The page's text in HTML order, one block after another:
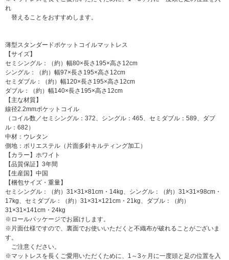
れ
替えることをおすすめします。
薄型スタンダードポケットコイルマットレス
【サイズ】
セミシングル：（約）幅80×長さ195×高さ12cm
シングル：（約）幅97×長さ195×高さ12cm
セミダブル：（約）幅120×長さ195×高さ12cm
ダブル：（約）幅140×長さ195×高さ12cm
【主な材質】
線径2.2mmポケットコイル
（コイル数／セミシングル：372、シングル：465、セミダブル：589、ダブ
ル：682）
中材：ウレタン
側地：ポリエステル（片面多針キルティング加工）
【カラー】ホワイト
【品質保証】3年間
【生産国】中国
【梱包サイズ・重量】
セミシングル：（約）31×31×81cm・14kg、シングル：（約）31×31×98cm・
17kg、セミダブル：（約）31×31×121cm・21kg、ダブル：（約）
31×31×141cm・24kg
※ロールパッケージでお届けします。
※片面仕様ですので、裏面でお使いいただくと不織布が破れることがございま
す。
ご注意ください。
※マットレスを長くご愛用いただくために、1～3ヶ月に一度頭と足の位置を入